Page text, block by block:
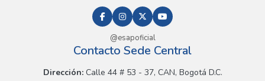
@esapoficial
Contacto Sede Central
Dirección:Calle 44 # 53 - 37, CAN, Bogotá D.C.